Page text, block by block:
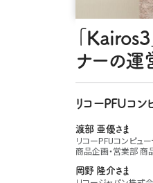
「
ナーの運
リコーPFUコン
渡部 亜優さま
リコーPFUコンピュ
商品企画・営業部 商
岡野 隆介さま